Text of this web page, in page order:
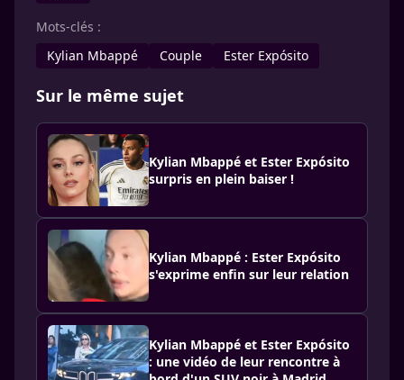
Mots-clés :
Kylian Mbappé
Couple Ester Expósito
Sur le même sujet
Kylian Mbappé et Ester Expósito
surpris en plein baiser !
Kylian Mbappé : Ester Expósito
s'exprime enfin sur leur relation
Kylian Mbappé et Ester Expósito
: une vidéo de leur rencontre à